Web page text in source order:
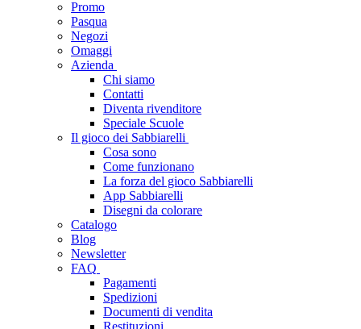
Promo
Pasqua
Negozi
Omaggi
Azienda
Chi siamo
Contatti
Diventa rivenditore
Speciale Scuole
Il gioco dei Sabbiarelli
Cosa sono
Come funzionano
La forza del gioco Sabbiarelli
App Sabbiarelli
Disegni da colorare
Catalogo
Blog
Newsletter
FAQ
Pagamenti
Spedizioni
Documenti di vendita
Restituzioni